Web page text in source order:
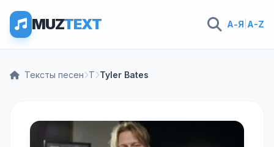
MUZTEXT А-Я A-Z
Тексты песен T Tyler Bates